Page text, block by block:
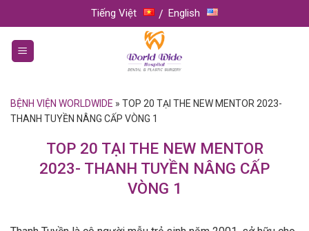
to
content
Tiếng Việt English
BỆNH VIỆN WORLDWIDE » TOP 20 TẠI THE NEW MENTOR 2023-
THANH TUYỀN NÂNG CẤP VÒNG 1
TOP 20 TẠI THE NEW MENTOR
2023- THANH TUYỀN NÂNG CẤP
VÒNG 1